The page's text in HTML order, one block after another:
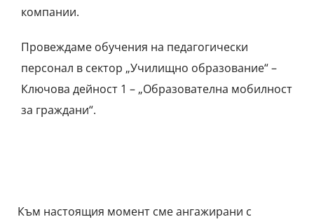
компании.
Провеждаме обучения на педагогически
персонал в сектор „Училищно образование“ –
Ключова дейност 1 – „Образователна мобилност
за граждани“.
Към настоящия момент сме ангажирани с